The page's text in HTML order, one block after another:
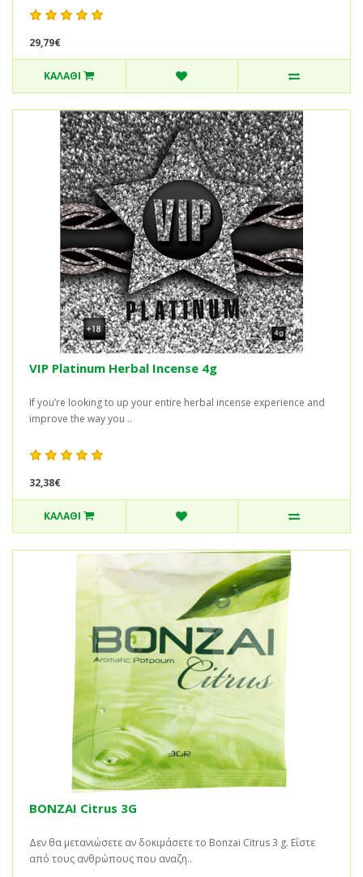
29,79€
ΚΑΛΆΘΙ
VIP Platinum Herbal Incense 4g
If you’re looking to up your entire herbal incense experience and
improve the way you ..
32,38€
ΚΑΛΆΘΙ
BONZAI Citrus 3G
Δεν θα μετανιώσετε αν δοκιμάσετε το Bonzai Citrus 3 g. Είστε
από τους ανθρώπους που αναζη..